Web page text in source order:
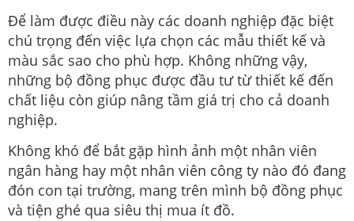
Để làm được điều này các doanh nghiệp đặc biệt
chú trọng đến việc lựa chọn các mẫu thiết kế và
màu sắc sao cho phù hợp. Không những vậy,
những bộ đồng phục được đầu tư từ thiết kế đến
chất liệu còn giúp nâng tầm giá trị cho cả doanh
nghiệp.
Không khó để bắt gặp hình ảnh một nhân viên
ngân hàng hay một nhân viên công ty nào đó đang
đón con tại trường, mang trên mình bộ đồng phục
và tiện ghé qua siêu thị mua ít đồ.